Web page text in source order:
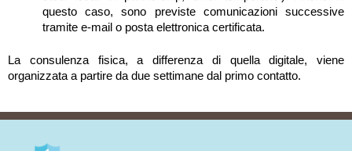
questo caso, sono previste comunicazioni successive
tramite e-mail o posta elettronica certificata.
La consulenza fisica, a differenza di quella digitale, viene
organizzata a partire da due settimane dal primo contatto.